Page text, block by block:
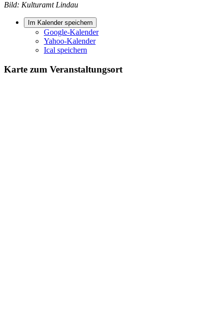
Bild: Kulturamt Lindau
Im Kalender speichern
Google-Kalender
Yahoo-Kalender
Ical speichern
Karte zum Veranstaltungsort